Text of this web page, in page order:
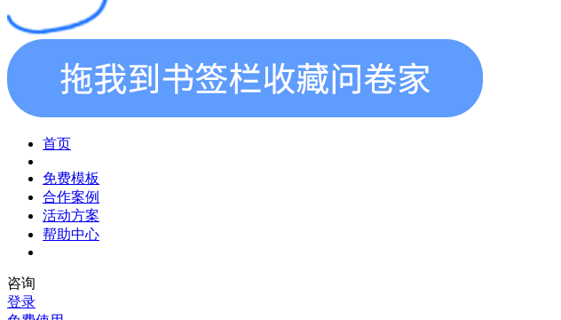
首页
免费模板
合作案例
活动方案
帮助中心
咨询
登录